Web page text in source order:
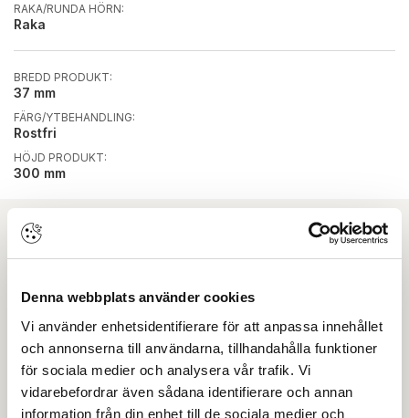
Denna webbplats använder cookies
Vi använder enhetsidentifierare för att anpassa innehållet
och annonserna till användarna, tillhandahålla funktioner
för sociala medier och analysera vår trafik. Vi
vidarebefordrar även sådana identifierare och annan
information från din enhet till de sociala medier och
RAKA/RUNDA HÖRN:
Raka
BREDD PRODUKT:
37 mm
FÄRG/YTBEHANDLING:
Rostfri
HÖJD PRODUKT:
300 mm
Guide
Ritning DWG
Ritning PDF